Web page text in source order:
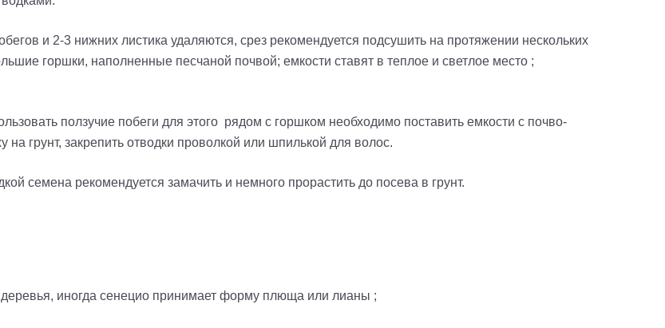
и 2-3 нижних листика удаляются, срез рекомендуется подсушить на протяжении нескольких
горшки, наполненные песчаной почвой; емкости ставят в теплое и светлое место ;
ползучие побеги для этого рядом с горшком необходимо поставить емкости с почво-
на грунт, закрепить отводки проволкой или шпилькой для волос.
семена рекомендуется замачить и немного прорастить до посева в грунт.
иногда сенецио принимает форму плюща или лианы ;